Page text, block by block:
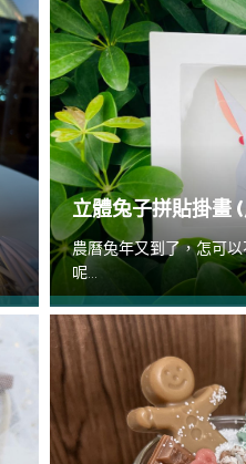
立體兔子拼貼掛畫
農曆兔年又到了，怎可
呢...